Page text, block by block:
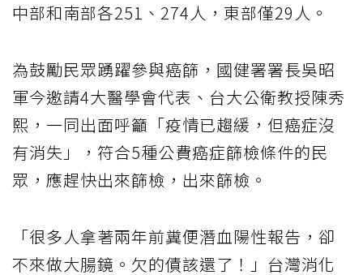
中部和南部各251、274人，東部僅29人。
為鼓勵民眾踴躍參與癌篩，國健署署長吳昭
軍今邀請4大醫學會代表、台大公衛教授陳秀
熙，一同出面呼籲「疫情已趨緩，但癌症沒
有消失」，符合5種公費癌症篩檢條件的民
眾，應趕快出來篩檢，出來篩檢。
「很多人拿著兩年前糞便潛血陽性報告，卻
不來做大腸鏡。欠的債該還了！」台灣消化